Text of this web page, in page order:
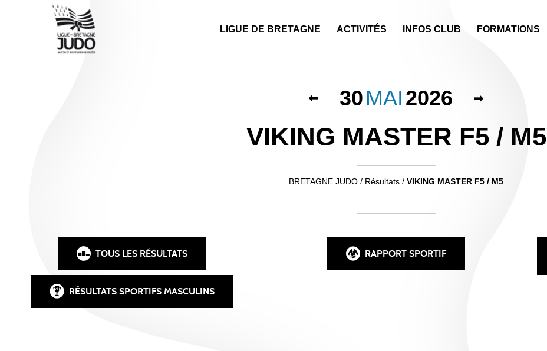
LIGUE DE BRETAGNE ACTIVITÉS INFOS CLUB FORMATIONS
30MAI2026
VIKING MASTER F5 / M5
BRETAGNE JUDO / Résultats / VIKING MASTER F5 / M5
TOUS LES RÉSULTATS RAPPORT SPORTIF
RÉSULTATS SPORTIFS MASCULINS